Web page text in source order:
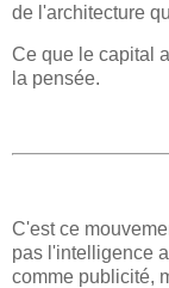
de l'architecture
Ce que le capital
la pensée.
C'est ce
pas l'intelligence
comme publicité,